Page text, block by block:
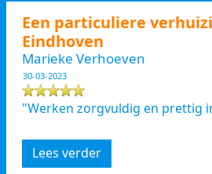
Een particuliere
Eindhoven
Marieke Verhoeven
30-03-2023
"Werken zorgvuldig en prettig
Lees verder